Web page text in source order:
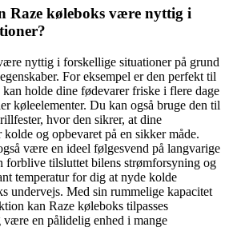
Raze køleboks være nyttig i
nyttig i forskellige situationer på grund
For eksempel er den perfekt til
holde dine fødevarer friske i flere dage
køleelementer. Du kan også bruge den til
hvor den sikrer, at dine
og opbevaret på en sikker måde.
være en ideel følgesvend på langvarige
forblive tilsluttet bilens strømforsyning og
temperatur for dig at nyde kolde
undervejs. Med sin rummelige kapacitet
kan Raze køleboks tilpasses
en pålidelig enhed i mange